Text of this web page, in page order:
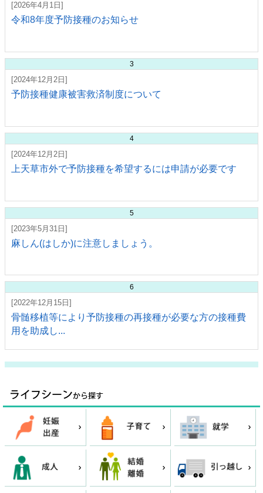
[2026年4月1日]
令和8年度予防接種のお知らせ
3
[2024年12月2日]
予防接種健康被害救済制度について
4
[2024年12月2日]
上天草市外で予防接種を希望するには申請が必要です
5
[2023年5月31日]
麻しん(はしか)に注意しましょう。
6
[2022年12月15日]
骨髄移植等により予防接種の再接種が必要な方の接種費
用を助成し...